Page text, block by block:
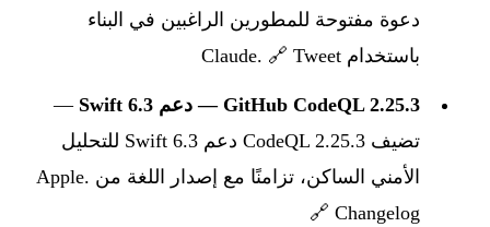
دعوة مفتوحة للمطورين الراغبين في البناء
باستخدام Claude. 🔗 Tweet
GitHub CodeQL 2.25.3 — دعم Swift 6.3
—
تضيف CodeQL 2.25.3 دعم Swift 6.3 للتحليل
الأمني الساكن، تزامنًا مع إصدار اللغة من Apple.
🔗 Changelog